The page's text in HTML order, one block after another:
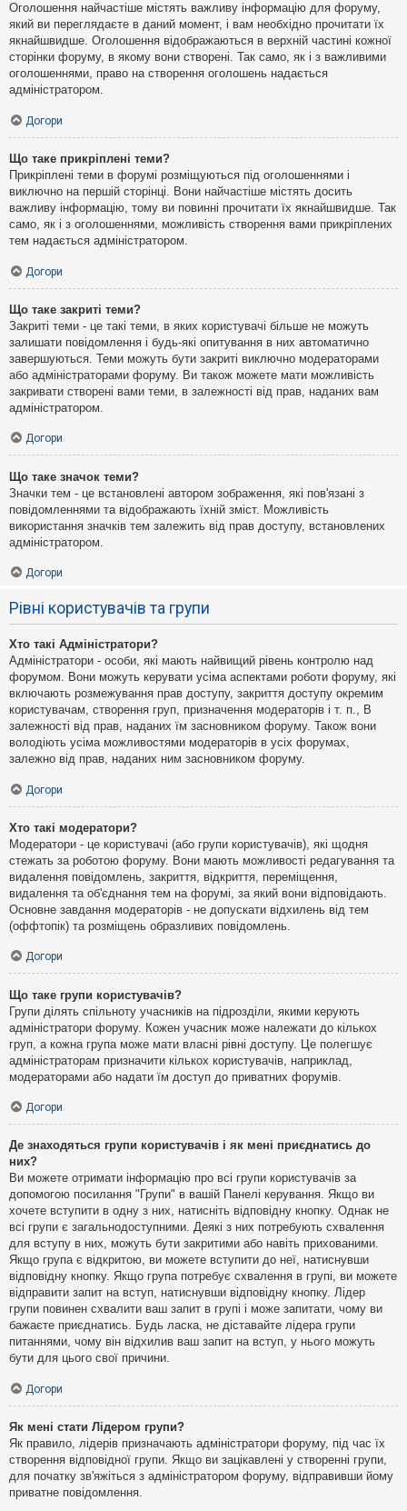
Оголошення найчастіше містять важливу інформацію для форуму,
який ви переглядаєте в даний момент, і вам необхідно прочитати їх
якнайшвидше. Оголошення відображаються в верхній частині кожної
сторінки форуму, в якому вони створені. Так само, як і з важливими
оголошеннями, право на створення оголошень надається
адміністратором.
Догори
Що таке прикріплені теми?
Прикріплені теми в форумі розміщуються під оголошеннями і
виключно на першій сторінці. Вони найчастіше містять досить
важливу інформацію, тому ви повинні прочитати їх якнайшвидше. Так
само, як і з оголошеннями, можливість створення вами прикріплених
тем надається адміністратором.
Догори
Що таке закриті теми?
Закриті теми - це такі теми, в яких користувачі більше не можуть
залишати повідомлення і будь-які опитування в них автоматично
завершуються. Теми можуть бути закриті виключно модераторами
або адміністраторами форуму. Ви також можете мати можливість
закривати створені вами теми, в залежності від прав, наданих вам
адміністратором.
Догори
Що таке значок теми?
Значки тем - це встановлені автором зображення, які пов'язані з
повідомленнями та відображають їхній зміст. Можливість
використання значків тем залежить від прав доступу, встановлених
адміністратором.
Догори
Рівні користувачів та групи
Хто такі Адміністратори?
Адміністратори - особи, які мають найвищий рівень контролю над
форумом. Вони можуть керувати усіма аспектами роботи форуму, які
включають розмежування прав доступу, закриття доступу окремим
користувачам, створення груп, призначення модераторів і т. п., В
залежності від прав, наданих їм засновником форуму. Також вони
володіють усіма можливостями модераторів в усіх форумах,
залежно від прав, наданих ним засновником форуму.
Догори
Хто такі модератори?
Модератори - це користувачі (або групи користувачів), які щодня
стежать за роботою форуму. Вони мають можливості редагування та
видалення повідомлень, закриття, відкриття, переміщення,
видалення та об'єднання тем на форумі, за який вони відповідають.
Основне завдання модераторів - не допускати відхилень від тем
(оффтопік) та розміщень образливих повідомлень.
Догори
Що таке групи користувачів?
Групи ділять спільноту учасників на підрозділи, якими керують
адміністратори форуму. Кожен учасник може належати до кількох
груп, а кожна група може мати власні рівні доступу. Це полегшує
адміністраторам призначити кількох користувачів, наприклад,
модераторами або надати їм доступ до приватних форумів.
Догори
Де знаходяться групи користувачів і як мені приєднатись до
них?
Ви можете отримати інформацію про всі групи користувачів за
допомогою посилання "Групи" в вашій Панелі керування. Якщо ви
хочете вступити в одну з них, натисніть відповідну кнопку. Однак не
всі групи є загальнодоступними. Деякі з них потребують схвалення
для вступу в них, можуть бути закритими або навіть прихованими.
Якщо група є відкритою, ви можете вступити до неї, натиснувши
відповідну кнопку. Якщо група потребує схвалення в групі, ви можете
відправити запит на вступ, натиснувши відповідну кнопку. Лідер
групи повинен схвалити ваш запит в групі і може запитати, чому ви
бажаєте приєднатись. Будь ласка, не діставайте лідера групи
питаннями, чому він відхилив ваш запит на вступ, у нього можуть
бути для цього свої причини.
Догори
Як мені стати Лідером групи?
Як правило, лідерів призначають адміністратори форуму, під час їх
створення відповідної групи. Якщо ви зацікавлені у створенні групи,
для початку зв'яжіться з адміністратором форуму, відправивши йому
приватне повідомлення.